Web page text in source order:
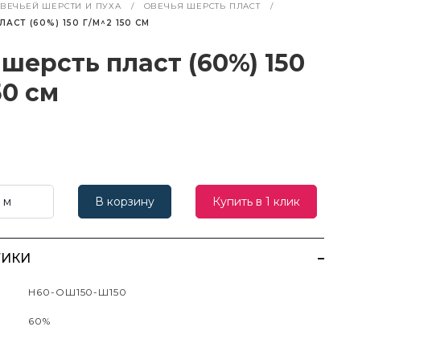
ШЕРСТИ И ПУХА
ОВЕЧЬЯ ШЕРСТЬ ПЛАСТ
(60%) 150 Г/М^2 150 СМ
пласт (60%) 150
см
м В корзину Купить в 1 клик
Н60-ОШ150-Ш150
60%